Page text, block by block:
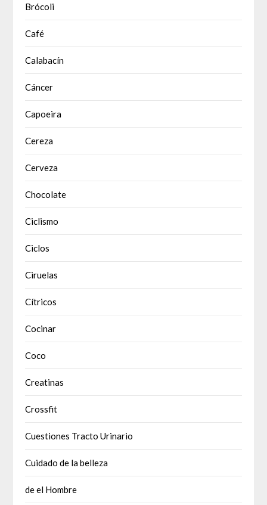
Brócoli
Café
Calabacín
Cáncer
Capoeira
Cereza
Cerveza
Chocolate
Ciclismo
Ciclos
Ciruelas
Cítricos
Cocinar
Coco
Creatinas
Crossfit
Cuestiones Tracto Urinario
Cuidado de la belleza
de el Hombre